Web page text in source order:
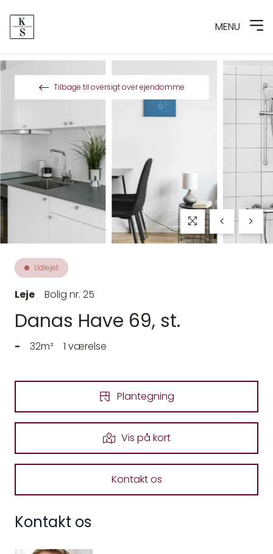
Spring til indhold
MENU
Tilbage til oversigt over ejendomme
Udlejet
Leje Bolig nr. 25
Danas Have 69, st.
- 32m² 1 værelse
Plantegning
Vis på kort
Kontakt os
Kontakt os